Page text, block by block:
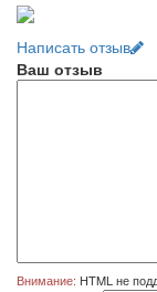
Написать отзыв
Ваш отзыв
Внимание: HTML не